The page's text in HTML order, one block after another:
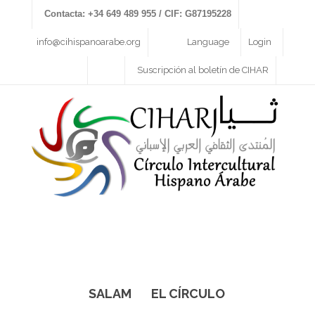
Contacta: +34 649 489 955 / CIF: G87195228
info@cihispanoarabe.org Login
Language
Suscripción al boletín de CIHAR
SALAM
EL CÍRCULO